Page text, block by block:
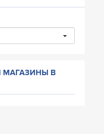
МАГАЗИНЫ В